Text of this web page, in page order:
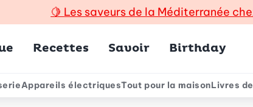
🍋 Les saveurs de la Méditerranée
Recettes Savoir Birthday
Appareils électriquesTout pour la maisonLivres